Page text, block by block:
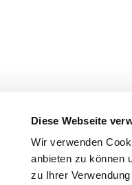
Diese Webseite
Wir verwenden
anbieten zu können
zu Ihrer